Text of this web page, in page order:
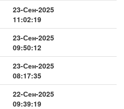
23-Сен-2025
11:02:19
23-Сен-2025
09:50:12
23-Сен-2025
08:17:35
22-Сен-2025
09:39:19